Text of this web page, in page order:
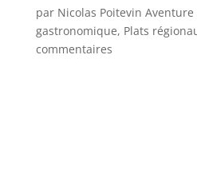
par Nicolas Poitevin
gastronomique, Plats
commentaires